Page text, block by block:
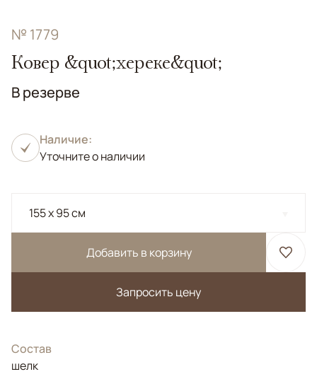
№ 1779
Ковер &quot;хереке&quot;
В резерве
Наличие:
Уточните о наличии
155 x 95 см
Добавить в корзину
Запросить цену
Состав
шелк